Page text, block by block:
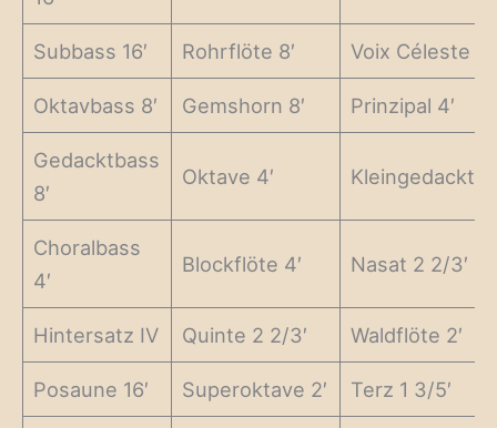
Subbass 16′ Rohrflöte 8′ Voix Céleste 8′
Oktavbass 8′ Gemshorn 8′ Prinzipal 4′
Gedacktbass
8′
Oktave 4′ Kleingedackt
Choralbass
4′
Blockflöte 4′ Nasat 2 2/3′
Hintersatz IV Quinte 2 2/3′ Waldflöte 2′
Posaune 16′ Superoktave 2′ Terz 1 3/5′